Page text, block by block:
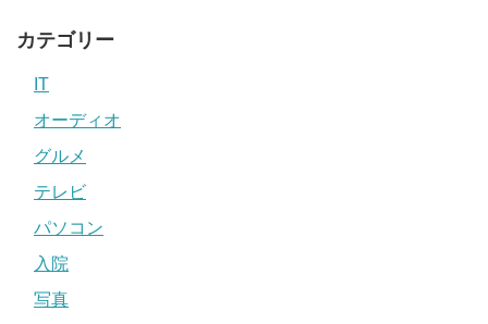
カテゴリー
IT
オーディオ
グルメ
テレビ
パソコン
入院
写真